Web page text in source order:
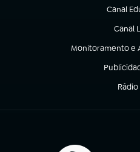
Canal
(abre em
Canal
(abre
Monitoramento e
(abre em nova
(abre em
Rádio
(abre